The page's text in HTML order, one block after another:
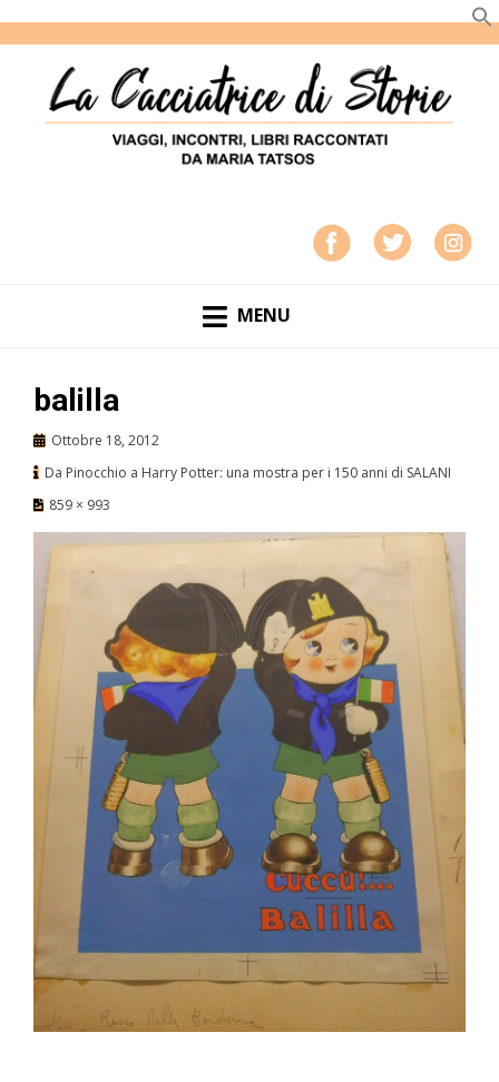
LA CACCIATRICE DI STORIE
VIAGGI, INCONTRI, LIBRI RACCONTATI DA MARIA
TATSOS
MENU
balilla
Ottobre 18, 2012
Da Pinocchio a Harry Potter: una mostra per i 150 anni di SALANI
859 × 993